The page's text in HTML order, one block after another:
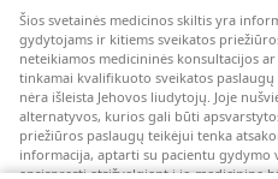
Šios svetainės medicinos skiltis yra
gydytojams ir kitiems sveikatos
neteikiamos medicininės konsultacijos
tinkamai kvalifikuoto sveikatos
nėra išleista Jehovos liudytojų. Joje
alternatyvos, kurios gali būti
priežiūros paslaugų teikėjui tenka
informacija, aptarti su pacientu gydymo
apsispręsti atsižvelgiant į jo medicininę